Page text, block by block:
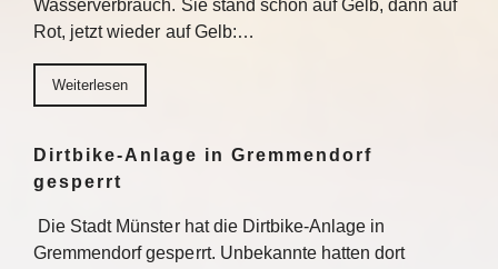
Wasserverbrauch. Sie stand schon auf Gelb, dann auf
Rot, jetzt wieder auf Gelb:…
Weiterlesen
Dirtbike-Anlage in Gremmendorf
gesperrt
Die Stadt Münster hat die Dirtbike-Anlage in
Gremmendorf gesperrt. Unbekannte hatten dort